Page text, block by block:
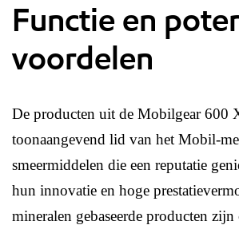
Functie en
voordelen
De producten uit de Mobilgear 600
toonaangevend lid van het Mobil-
smeermiddelen die een reputatie
hun innovatie en hoge
mineralen gebaseerde producten